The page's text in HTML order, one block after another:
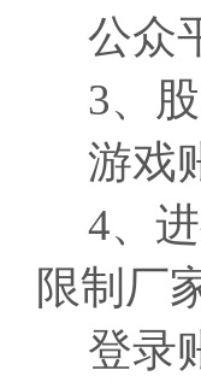
公众
3、
游戏
4、
限制厂
登录